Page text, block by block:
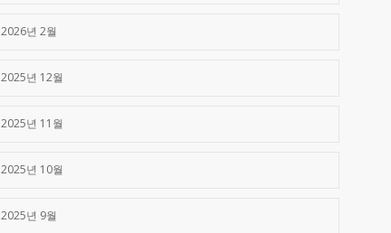
2026년 2월
2025년 12월
2025년 11월
2025년 10월
2025년 9월